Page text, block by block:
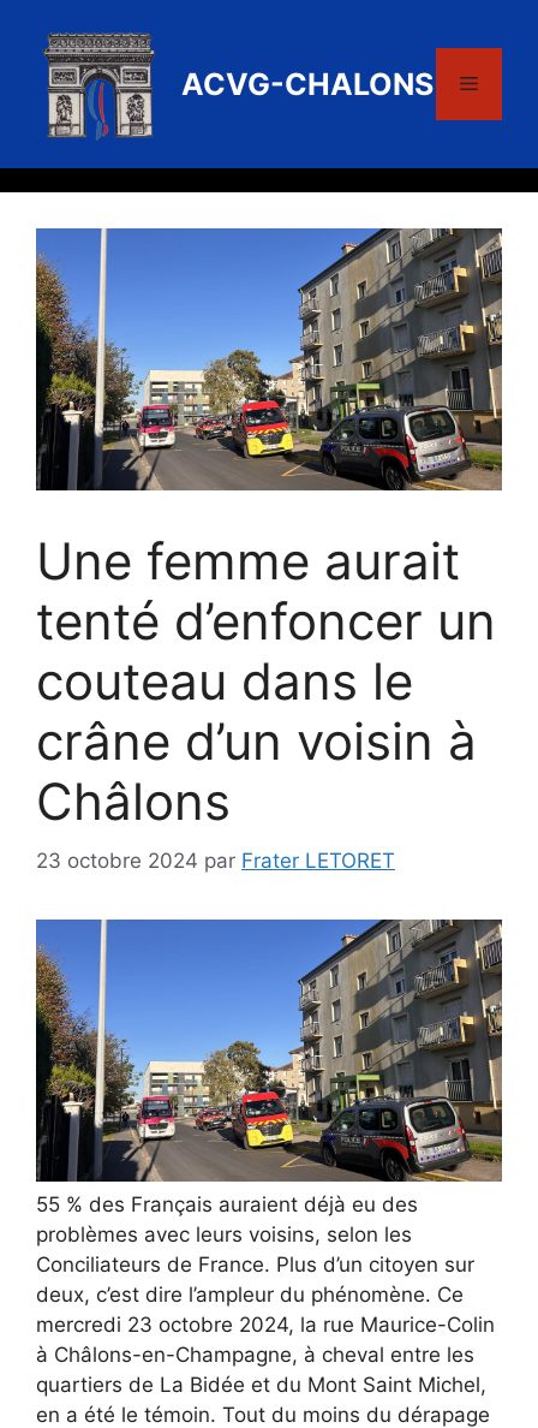
contenu
ACVG-CHALONS Menu
Une femme aurait
tenté d’enfoncer un
couteau dans le
crâne d’un voisin à
Châlons
23 octobre 2024 par Frater LETORET
55 % des Français auraient déjà eu des
problèmes avec leurs voisins, selon les
Conciliateurs de France. Plus d’un citoyen sur
deux, c’est dire l’ampleur du phénomène. Ce
mercredi 23 octobre 2024, la rue Maurice-Colin
à Châlons-en-Champagne, à cheval entre les
quartiers de La Bidée et du Mont Saint Michel,
en a été le témoin. Tout du moins du dérapage